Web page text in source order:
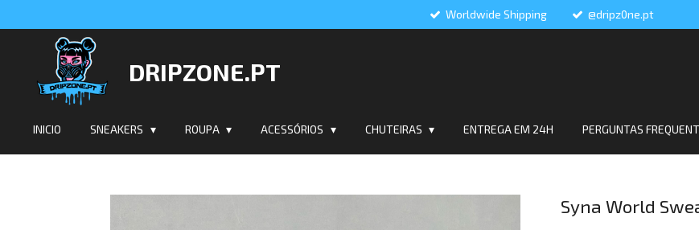
conteúdo
principal
Worldwide Shipping @dripz0ne.pt
DRIPZONE.PT
INICIO SNEAKERS ROUPA ACESSÓRIOS CHUTEIRAS ENTREGA EM 24H PERGUNTAS
Syna World